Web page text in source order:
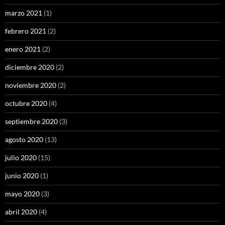
marzo 2021 (1)
febrero 2021 (2)
enero 2021 (2)
diciembre 2020 (2)
noviembre 2020 (2)
octubre 2020 (4)
septiembre 2020 (3)
agosto 2020 (13)
julio 2020 (15)
junio 2020 (1)
mayo 2020 (3)
abril 2020 (4)